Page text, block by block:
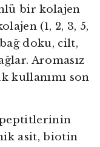
bir kolajen
(1, 2, 3, 5,
doku, cilt,
Aromasız
kullanımı son
asit, biotin